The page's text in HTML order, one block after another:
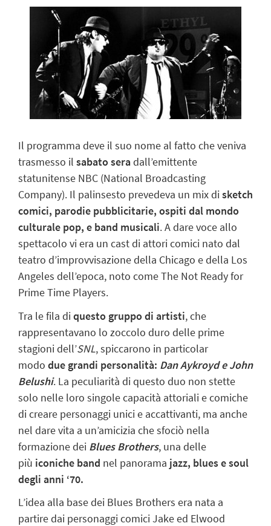
Il programma deve il suo nome al fatto che veniva
trasmesso il sabato seradall’emittente
statunitense NBC (National Broadcasting
Company). Il palinsesto prevedeva un mix disketch
comici, parodie pubblicitarie, ospiti dal mondo
culturale pop, e band musicali. A dare voce allo
spettacolo vi era un cast di attori comici nato dal
teatro d’improvvisazione della Chicago e della Los
Angeles dell’epoca, noto come The Not Ready for
Prime Time Players.
Tra le fila diquesto gruppo di artisti, che
rappresentavano lo zoccolo duro delle prime
stagioni dell’SNL, spiccarono in particolar
modo due grandi personalità: Dan Aykroyd e John
Belushi. La peculiarità di questo duo non stette
solo nelle loro singole capacità attoriali e comiche
di creare personaggi unici e accattivanti, ma anche
nel dare vita a un’amicizia che sfociò nella
formazione dei Blues Brothers, una delle
più iconiche band nel panorama jazz, blues e soul
degli anni ‘70.
L’idea alla base dei Blues Brothers era nata a
partire dai personaggi comici Jake ed Elwood